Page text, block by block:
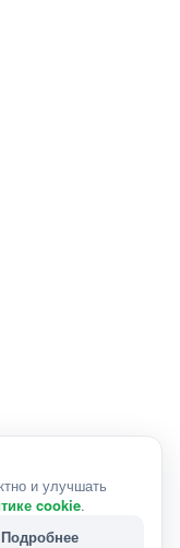
и улучшать
cookie.
Подробнее